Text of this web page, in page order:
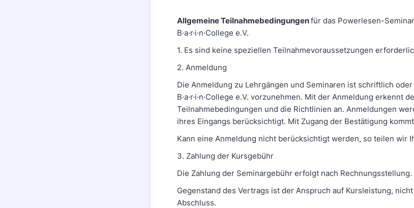
Allgemeine Teilnahmebedingungenfür das Powerlesen-
B·a·r·i·n·College e.V.
1. Es sind keine speziellen Teilnahmevoraussetzungen
2. Anmeldung
Die Anmeldung zu Lehrgängen und Seminaren ist schriftlich
B·a·r·i·n·College e.V. vorzunehmen. Mit der Anmeldung erkennt
Teilnahmebedingungen und die Richtlinien an. Anmeldungen
ihres Eingangs berücksichtigt. Mit Zugang der Bestätigung
Kann eine Anmeldung nicht berücksichtigt werden, so teilen wir
3. Zahlung der Kursgebühr
Die Zahlung der Seminargebühr erfolgt nach Rechnungsstellung.
Gegenstand des Vertrags ist der Anspruch auf Kursleistung,
Abschluss.